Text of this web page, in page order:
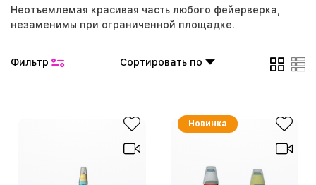
Неотъемлемая красивая часть любого фейерверка,
незаменимы при ограниченной площадке.
Фильтр Сортировать по
Новинка